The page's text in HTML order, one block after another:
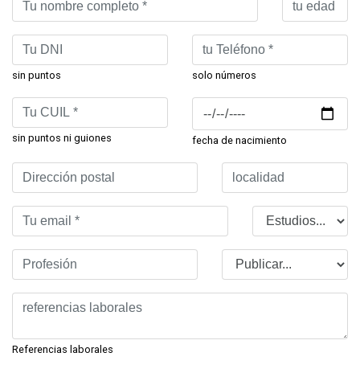
sin puntos solo números
sin puntos ni guiones fecha de nacimiento
Referencias laborales